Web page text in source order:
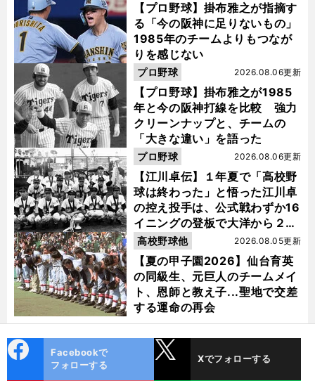
【プロ野球】掛布雅之が指摘す
る「今の阪神に足りないもの」
1985年のチームよりもつなが
りを感じない
【プロ野球】掛布雅之が1985
年と今の阪神打線を比較 強力
クリーンナップと、チームの
「大きな違い」を語った
2026.08.06更新
プロ野球
【江川卓伝】１年夏で「高校野
球は終わった」と悟った江川卓
の控え投手は、公式戦わずか16
イニングの登板で大洋から２位
指名を受けた
2026.08.06更新
プロ野球
【夏の甲子園2026】仙台育英
の同級生、元巨人のチームメイ
ト、恩師と教え子...聖地で交差
する運命の再会
2026.08.05更新
高校野球他
ok
Facebookで
フォローする
Xでフォローする